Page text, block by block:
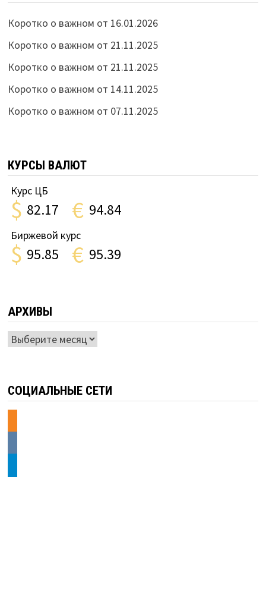
Коротко о важном от 16.01.2026
Коротко о важном от 21.11.2025
Коротко о важном от 21.11.2025
Коротко о важном от 14.11.2025
Коротко о важном от 07.11.2025
КУРСЫ ВАЛЮТ
Курс ЦБ
$ 82.17 € 94.84
Биржевой курс
$ 95.85 € 95.39
АРХИВЫ
Архивы
СОЦИАЛЬНЫЕ СЕТИ